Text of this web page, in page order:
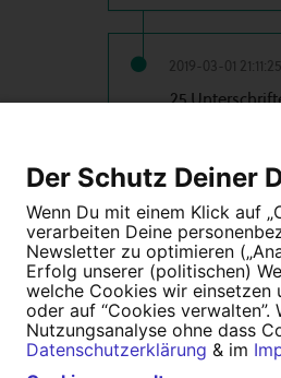
2019-03-01
25
2019-03-01
10
Tipps für deine
Der Schutz Deiner
Wenn Du mit einem Klick auf
verarbeiten Deine
Newsletter zu optimieren
Erfolg unserer (politischen)
welche Cookies wir einsetzen
oder auf “Cookies
Nutzungsanalyse ohne dass
Datenschutzerklärung & im